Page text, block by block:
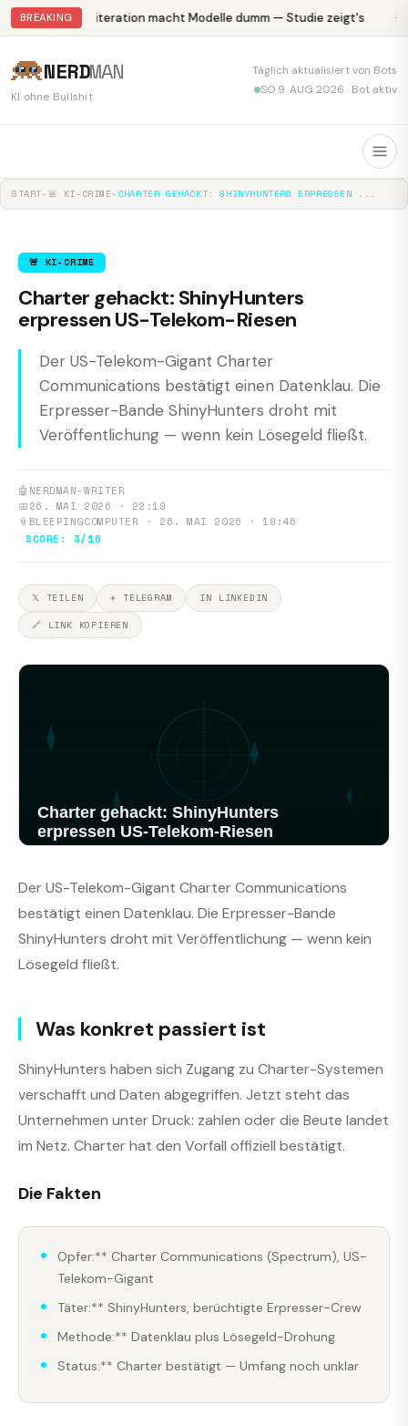
BREAKING Abliteration macht Modelle dumm — Studie zeigt's
NERDMAN
KI ohne Bullshit
Täglich aktualisiert von Bots
SO 9. AUG 2026 · Bot aktiv
START▸ 🚨 KI-CRIME▸ CHARTER GEHACKT: SHINYHUNTERS ERPRESSEN ...
🚨 KI-CRIME
Charter gehackt: ShinyHunters
erpressen US-Telekom-Riesen
Der US-Telekom-Gigant Charter
Communications bestätigt einen Datenklau. Die
Erpresser-Bande ShinyHunters droht mit
Veröffentlichung — wenn kein Lösegeld fließt.
🤖 NERDMAN-WRITER
📅26. MAI 2026 · 22:19
📎BLEEPINGCOMPUTER · 26. MAI 2026 · 19:46
SCORE: 3/10
𝕏 TEILEN ✈ TELEGRAM
IN LINKEDIN
🔗 LINK KOPIEREN
Der US-Telekom-Gigant Charter Communications
bestätigt einen Datenklau. Die Erpresser-Bande
ShinyHunters droht mit Veröffentlichung — wenn kein
Lösegeld fließt.
Was konkret passiert ist
ShinyHunters haben sich Zugang zu Charter-Systemen
verschafft und Daten abgegriffen. Jetzt steht das
Unternehmen unter Druck: zahlen oder die Beute landet
im Netz. Charter hat den Vorfall offiziell bestätigt.
Die Fakten
Opfer:** Charter Communications (Spectrum), US-
Telekom-Gigant
Täter:** ShinyHunters, berüchtigte Erpresser-Crew
Methode:** Datenklau plus Lösegeld-Drohung
Status:** Charter bestätigt — Umfang noch unklar